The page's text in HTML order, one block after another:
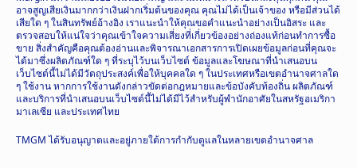
อาจสูญเสียเงินมากกว่าเงินฝากเริ่มต้นของคุณ คุณไม่ได้เป็นเจ้าของ หรือมีส่วนได้
เสียใด ๆ ในสินทรัพย์อ้างอิง เราแนะนำให้คุณขอคำแนะนำอย่างเป็นอิสระ และ
ตรวจสอบให้แน่ใจว่าคุณเข้าใจความเสี่ยงที่เกี่ยวข้องอย่างถ่องแท้ก่อนทำการซื้อ
ขาย สิ่งสำคัญคือคุณต้องอ่านและพิจารณาเอกสารการเปิดเผยข้อมูลก่อนที่คุณจะ
ได้มาซึ่งผลิตภัณฑ์ใด ๆ ที่ระบุไว้บนเว็บไซต์ ข้อมูลและโฆษณาที่นำเสนอบน
เว็บไซต์นี้ไม่ได้มีวัตถุประสงค์เพื่อให้บุคคลใด ๆ ในประเทศหรือเขตอำนาจศาลใด
ๆ ใช้งาน หากการใช้งานดังกล่าวขัดต่อกฎหมายและข้อบังคับท้องถิ่น ผลิตภัณฑ์
และบริการที่นำเสนอบนเว็บไซต์นี้ไม่ได้มีไว้สำหรับผู้พำนักอาศัยในสหรัฐอเมริกา
มาเลเซีย และประเทศไทย
TMGM ได้รับอนุญาตและอยู่ภายใต้การกำกับดูแลในหลายเขตอำนาจศาล